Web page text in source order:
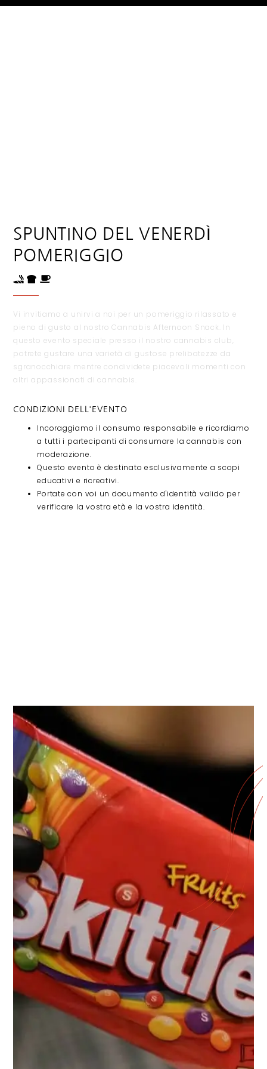
SPUNTINO DEL VENERDÌ
POMERIGGIO
Vi invitiamo a unirvi a noi per un pomeriggio rilassato e
pieno di gusto al nostro Cannabis Afternoon Snack. In
questo evento speciale presso il nostro cannabis club,
potrete gustare una varietà di gustose prelibatezze da
sgranocchiare mentre condividete piacevoli momenti con
altri appassionati di cannabis.
CONDIZIONI DELL'EVENTO
Incoraggiamo il consumo responsabile e ricordiamo
a tutti i partecipanti di consumare la cannabis con
moderazione.
Questo evento è destinato esclusivamente a scopi
educativi e ricreativi.
Portate con voi un documento d'identità valido per
verificare la vostra età e la vostra identità.